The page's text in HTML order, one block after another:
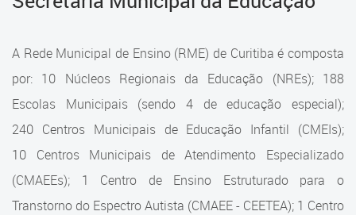
Contato
úteis
Portal da Prefeitura de Curitiba
Cadastramento Escolar
Cadastro Online
Portal ICS Instituto Curitiba de
Crianças e estudantes
Contato
Estrutura da Secretaria
Estrutura da Secretaria
Superintendência Executiva
A Rede Municipal de Ensino (RME) de Curitiba é composta
por: 10 Núcleos Regionais da Educação (NREs); 188
Escolas Municipais (sendo 4 de educação especial);
240 Centros Municipais de Educação Infantil (CMEIs);
10 Centros Municipais de Atendimento Especializado
(CMAEEs); 1 Centro de Ensino Estruturado para o
Transtorno do Espectro Autista (CMAEE - CEETEA); 1 Centro